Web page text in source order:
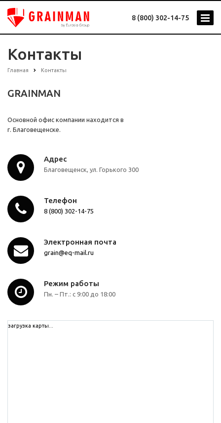
8 (800) 302-14-75
Контакты
Главная Контакты
GRAINMAN
Основной офис компании находится в
г. Благовещенске.
Адрес
Благовещенск, ул. Горького 300
Телефон
8 (800) 302-14-75
Электронная почта
grain@eq-mail.ru
Режим работы
Пн. – Пт.: с 9:00 до 18:00
загрузка карты...